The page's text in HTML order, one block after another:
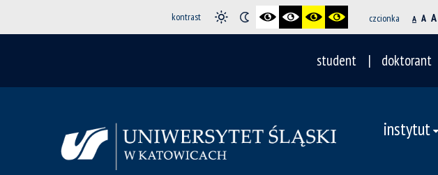
kontrast czcionka A A A
student doktorant
instytut